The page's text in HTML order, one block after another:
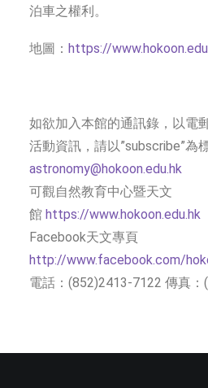
泊車之權利。
地圖： https://
如欲加入本館的通訊錄，以電
活動資訊，請以”subscribe”為
astronomy@hokoon.edu.hk
可觀自然教育中心暨天文
館 https://www.hokoon.edu.hk
Facebook天文專頁
http://www.facebook.com/
電話：(852)2413-7122 傳真